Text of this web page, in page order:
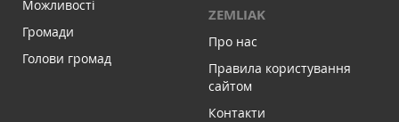
Можливості
Громади
Голови громад
ZEMLIAK
Про нас
Правила користування
сайтом
Контакти